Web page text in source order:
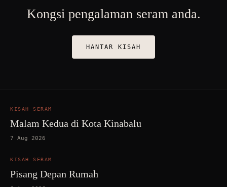
Kongsi pengalaman seram anda.
HANTAR KISAH
KISAH SERAM
Malam Kedua di Kota Kinabalu
7 Aug 2026
KISAH SERAM
Pisang Depan Rumah